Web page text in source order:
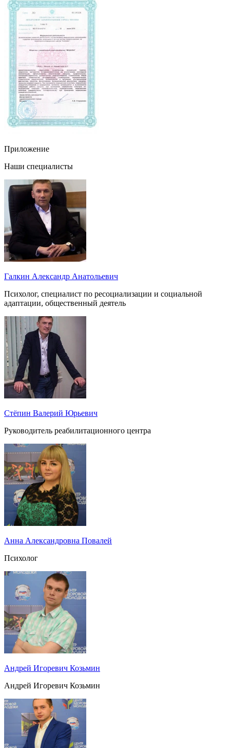
Приложение
Наши специалисты
Галкин Александр Анатольевич
Психолог, специалист по ресоциализации и социальной
адаптации, общественный деятель
Стёпин Валерий Юрьевич
Руководитель реабилитационного центра
Анна Александровна Повалей
Психолог
Андрей Игоревич Козьмин
Андрей Игоревич Козьмин